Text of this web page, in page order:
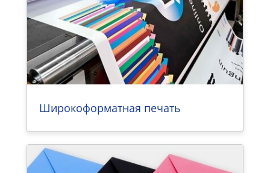
Широкоформатная печать